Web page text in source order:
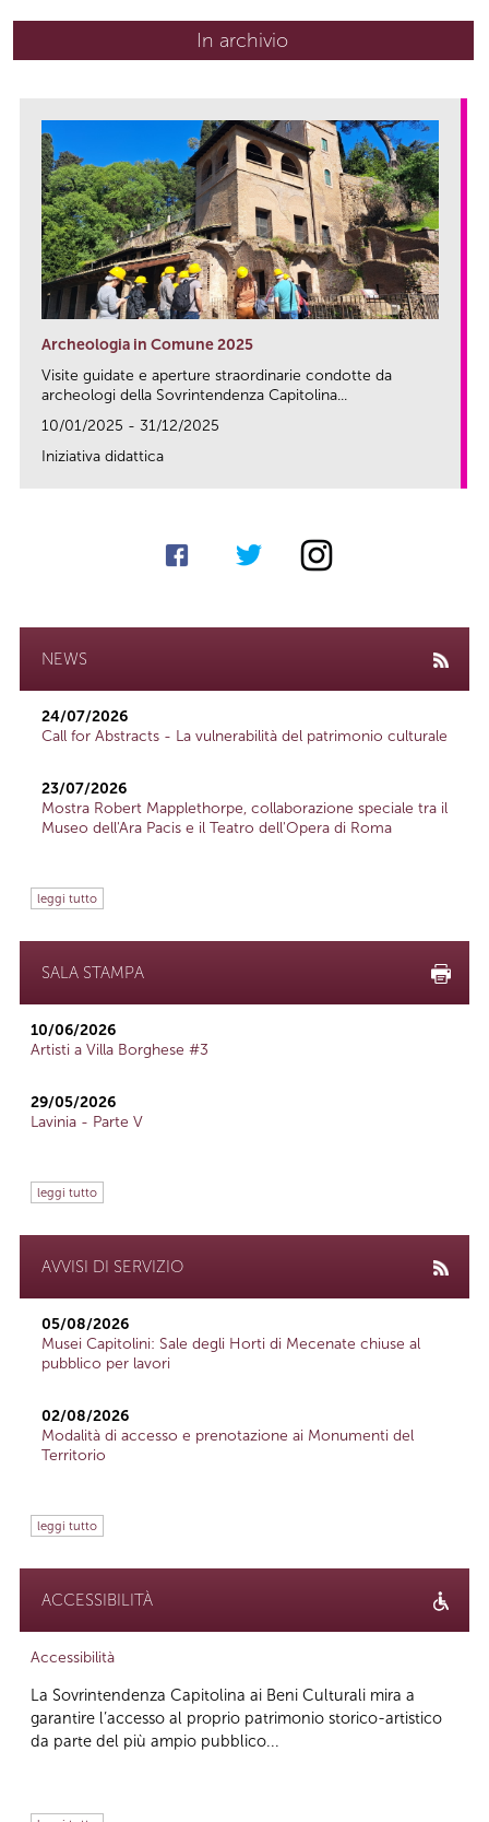
In archivio
Archeologia in Comune 2025
Visite guidate e aperture straordinarie condotte da
archeologi della Sovrintendenza Capitolina...
10/01/2025 - 31/12/2025
Iniziativa didattica
NEWS
24/07/2026
Call for Abstracts - La vulnerabilità del patrimonio culturale
23/07/2026
Mostra Robert Mapplethorpe, collaborazione speciale tra il
Museo dell'Ara Pacis e il Teatro dell'Opera di Roma
leggi tutto
SALA STAMPA
10/06/2026
Artisti a Villa Borghese #3
29/05/2026
Lavinia - Parte V
leggi tutto
AVVISI DI SERVIZIO
05/08/2026
Musei Capitolini: Sale degli Horti di Mecenate chiuse al
pubblico per lavori
02/08/2026
Modalità di accesso e prenotazione ai Monumenti del
Territorio
leggi tutto
ACCESSIBILITÀ
Accessibilità
La Sovrintendenza Capitolina ai Beni Culturali mira a
garantire l’accesso al proprio patrimonio storico-artistico
da parte del più ampio pubblico...